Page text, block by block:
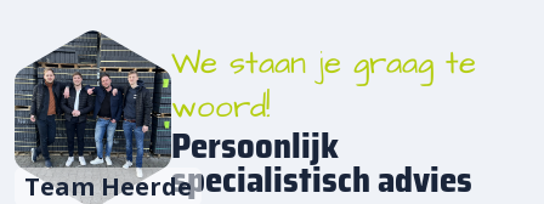
Team Heerde
We staan je graag te
woord!
Persoonlijk
specialistisch advies